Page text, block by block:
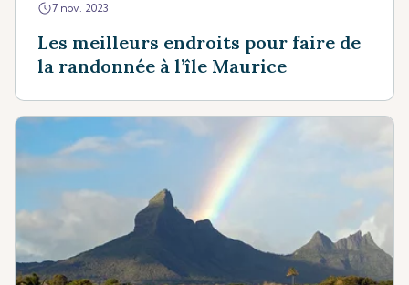
7 nov. 2023
Les meilleurs endroits pour faire de
la randonnée à l’île Maurice